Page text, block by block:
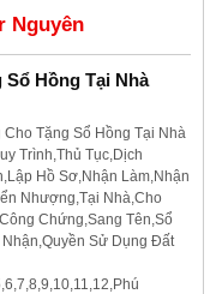
Nguyên
Hồng Tại Nhà
Tặng Sổ Hồng Tại Nhà
Trình,Thủ Tục,Dịch
Hồ Sơ,Nhận Làm,Nhận
Nhượng,Tại Nhà,Cho
Chứng,Sang Tên,Sổ
Sử Dụng Đất